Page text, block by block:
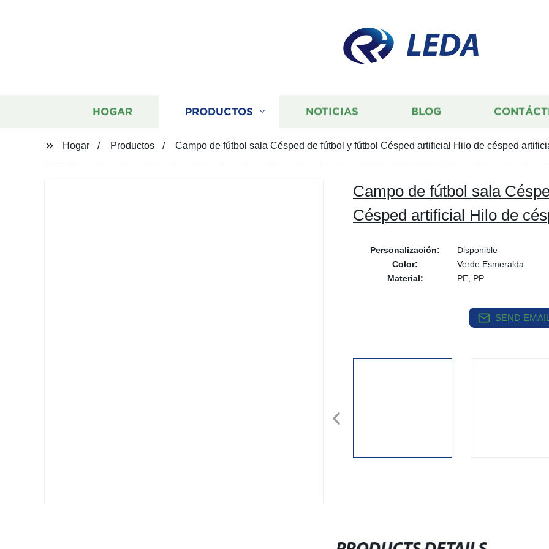
LEDA
HOGAR PRODUCTOS NOTICIAS BLOG
Hogar Productos Campo de fútbol sala Césped de fútbol y fútbol Césped artificial Hilo de césped
Campo de fútbol sala
Césped artificial Hilo de
Personalización:
Disponible
Color:
Verde Esmeralda
Material:
PE, PP
SEND